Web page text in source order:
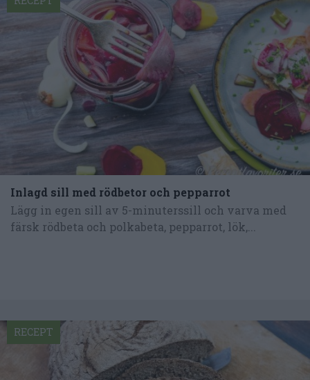
Inlagd sill med rödbetor och pepparrot
Lägg in egen sill av 5-minuterssill och varva med
färsk rödbeta och polkabeta, pepparrot, lök,...
RECEPT